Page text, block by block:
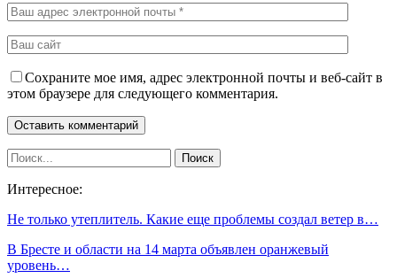
Сохраните мое имя, адрес электронной почты и веб-сайт в
этом браузере для следующего комментария.
Интересное:
Не только утеплитель. Какие еще проблемы создал ветер в…
В Бресте и области на 14 марта объявлен оранжевый
уровень…